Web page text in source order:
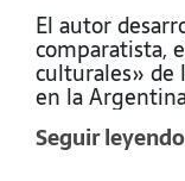
El autor
comparatista,
culturales» de
en la
del siglo XX y
mitad de este
Seguir